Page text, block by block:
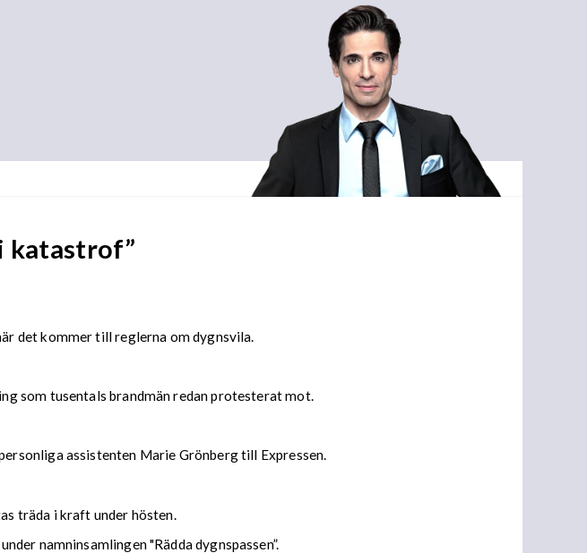
katastrof”
det kommer till reglerna om dygnsvila.
som tusentals brandmän redan protesterat mot.
assistenten Marie Grönberg till Expressen.
träda i kraft under hösten.
namninsamlingen "Rädda dygnspassen”.